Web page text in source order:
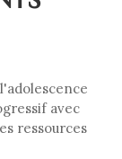
avec
ressources